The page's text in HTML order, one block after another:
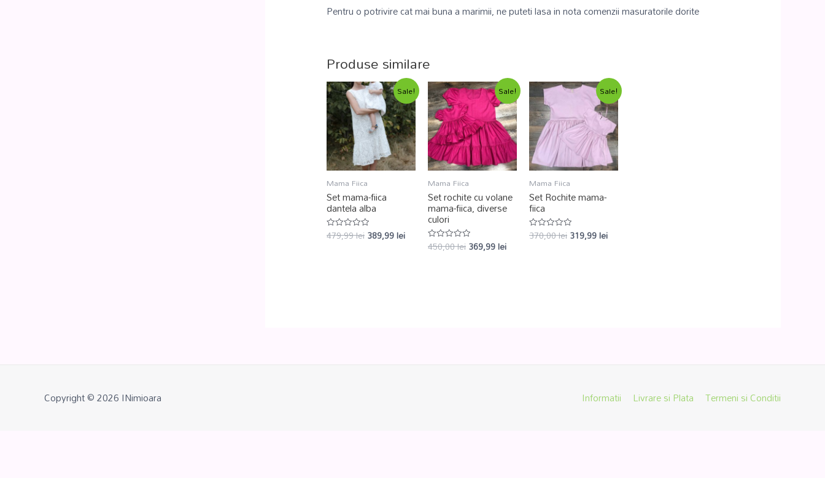
Pentru o potrivire cat mai buna a marimii, ne puteti lasa in nota comenzii masuratorile dorite
Produse similare
Sale!
Mama Fiica
Set mama-fiica
dantela alba
Evaluat
la
479,99lei389,99lei
Sale!
Mama Fiica
Set rochite cu volane
mama-fiica, diverse
culori
Evaluat
la
450,00lei369,99lei
Sale!
Mama Fiica
Set Rochite mama-
fiica
Evaluat
la
370,00lei319,99lei
Copyright © 2026 INimioara Informatii Livrare si Plata Termeni si Conditii